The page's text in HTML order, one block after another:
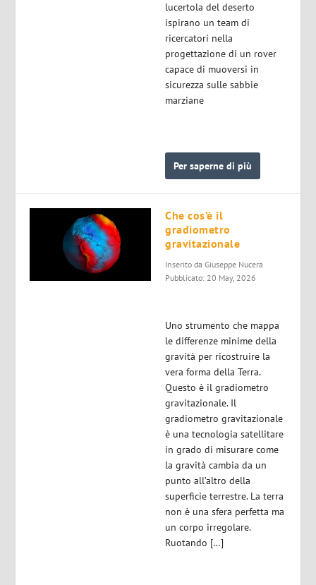
lucertola del deserto
ispirano un team di
ricercatori nella
progettazione di un rover
capace di muoversi in
sicurezza sulle sabbie
marziane
Per saperne di più
Che cos’è il
gradiometro
gravitazionale
Inserito da Giuseppe Nucera
Pubblicato: 20 May, 2026
Uno strumento che mappa
le differenze minime della
gravità per ricostruire la
vera forma della Terra.
Questo è il gradiometro
gravitazionale. Il
gradiometro gravitazionale
è una tecnologia satellitare
in grado di misurare come
la gravità cambia da un
punto all’altro della
superficie terrestre. La terra
non è una sfera perfetta ma
un corpo irregolare.
Ruotando […]